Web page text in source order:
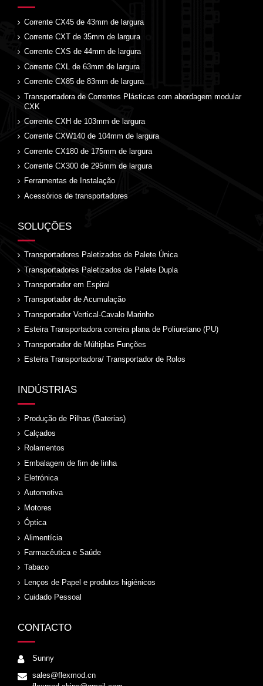
Corrente CX45 de 43mm de largura
Corrente CXT de 35mm de largura
Corrente CXS de 44mm de largura
Corrente CXL de 63mm de largura
Corrente CX85 de 83mm de largura
Transportadora de Correntes Plásticas com abordagem modular
CXK
Corrente CXH de 103mm de largura
Corrente CXW140 de 104mm de largura
Corrente CX180 de 175mm de largura
Corrente CX300 de 295mm de largura
Ferramentas de Instalação
Acessórios de transportadores
SOLUÇÕES
Transportadores Paletizados de Palete Única
Transportadores Paletizados de Palete Dupla
Transportador em Espiral
Transportador de Acumulação
Transportador Vertical-Cavalo Marinho
Esteira Transportadora correira plana de Poliuretano (PU)
Transportador de Múltiplas Funções
Esteira Transportadora/ Transportador de Rolos
INDÚSTRIAS
Produção de Pilhas (Baterias)
Calçados
Rolamentos
Embalagem de fim de linha
Eletrónica
Automotiva
Motores
Óptica
Alimentícia
Farmacêutica e Saúde
Tabaco
Lenços de Papel e produtos higiénicos
Cuidado Pessoal
CONTACTO
Sunny
sales@flexmod.cn